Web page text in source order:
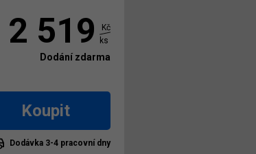
2 519
Kč
ks
Dodání zdarma
Koupit
Dodávka 3-4 pracovní dny